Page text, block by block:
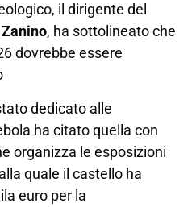
il dirigente del
, ha sottolineato che
dovrebbe essere
dedicato alle
ha citato quella con
organizza le esposizioni
quale il castello ha
euro per la